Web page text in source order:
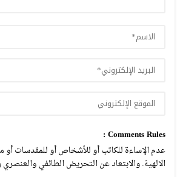
Comments Rules :
عدم الإساءة للكاتب أو للأشخاص أو للمقدسات أو
الالهية. والابتعاد عن التحريض الطائفي والعنصري